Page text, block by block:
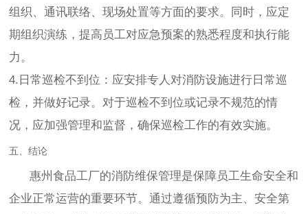
组织、通讯联络、现场处置等方面的要求。同时，应定
期组织演练，提高员工对应急预案的熟悉程度和执行能
力。
4.日常巡检不到位：应安排专人对消防设施进行日常巡
检，并做好记录。对于巡检不到位或记录不规范的情
况，应加强管理和监督，确保巡检工作的有效实施。
五、结论
惠州食品工厂的消防维保管理是保障员工生命安全和
企业正常运营的重要环节。通过遵循预防为主、安全第